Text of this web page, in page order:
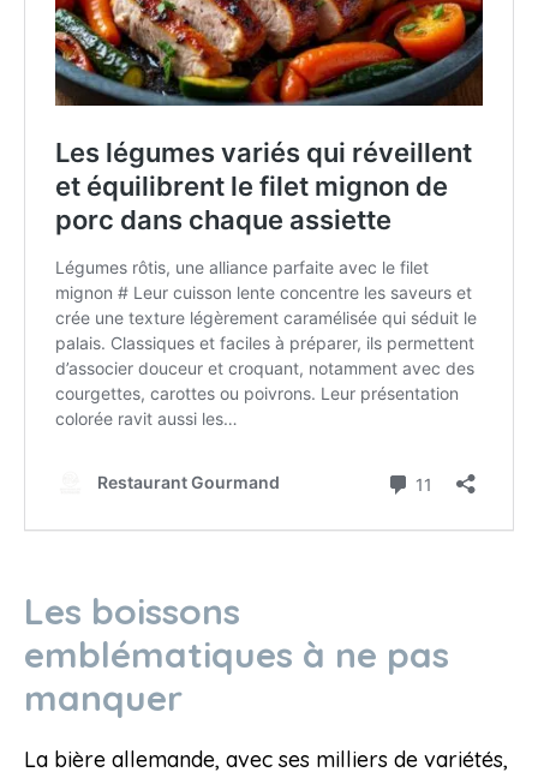
Les boissons
emblématiques à ne pas
manquer
La bière allemande, avec ses milliers de variétés,